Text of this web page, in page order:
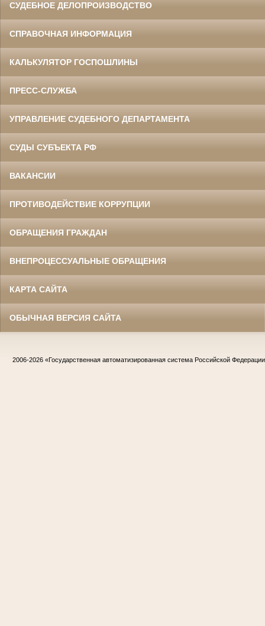
СУДЕБНОЕ ДЕЛОПРОИЗВОДСТВО
СПРАВОЧНАЯ ИНФОРМАЦИЯ
КАЛЬКУЛЯТОР ГОСПОШЛИНЫ
ПРЕСС-СЛУЖБА
УПРАВЛЕНИЕ СУДЕБНОГО ДЕПАРТАМЕНТА
СУДЫ СУБЪЕКТА РФ
ВАКАНСИИ
ПРОТИВОДЕЙСТВИЕ КОРРУПЦИИ
ОБРАЩЕНИЯ ГРАЖДАН
ВНЕПРОЦЕССУАЛЬНЫЕ ОБРАЩЕНИЯ
КАРТА САЙТА
ОБЫЧНАЯ ВЕРСИЯ САЙТА
2006-2026 «Государственная автоматизированная система Российской